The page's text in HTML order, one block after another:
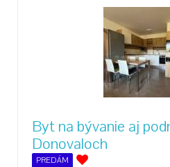
Byt na bývanie aj
Donovaloch
PREDÁM